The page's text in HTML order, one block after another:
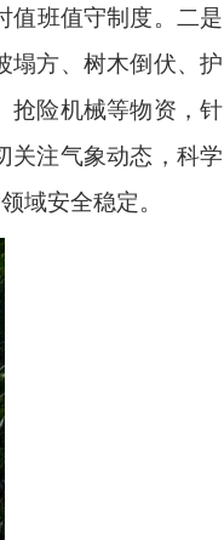
值班值守制度。二是
塌方、树木倒伏、护
抢险机械等物资，针
关注气象动态，科学
域安全稳定。